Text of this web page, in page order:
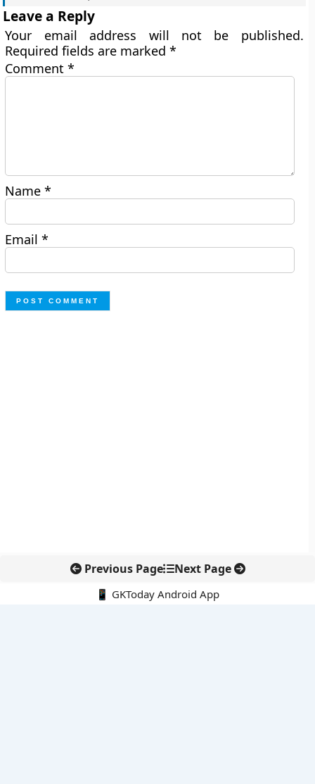
Leave a Reply
Your email address will not be published.
Required fields are marked*
Comment*
Name*
Email*
Previous Page Next Page
📱 GKToday Android App